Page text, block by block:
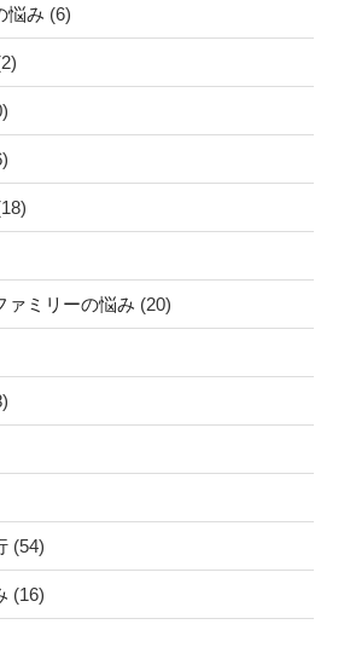
悩み (6)
ァミリーの悩み (20)
(54)
(16)